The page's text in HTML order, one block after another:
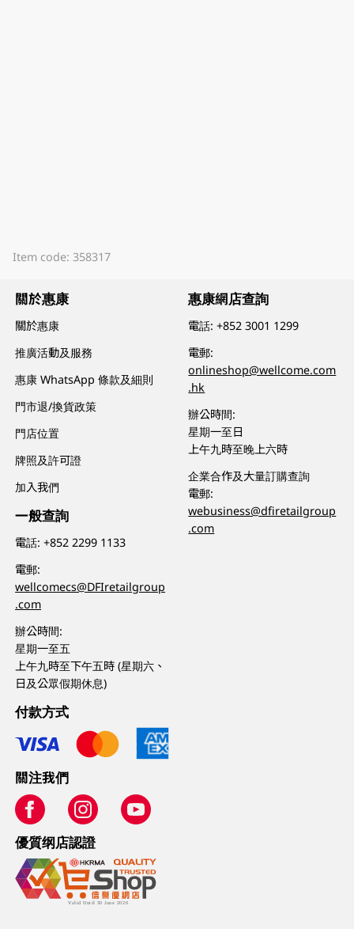
Item code: 358317
關於惠康
關於惠康
推廣活動及服務
惠康 WhatsApp 條款及細則
門市退/換貨政策
門店位置
牌照及許可證
加入我們
一般查詢
電話:+852 2299 1133
電郵:
wellcomecs@DFIretailgroup
.com
辦公時間:
星期一至五
上午九時至下午五時 (星期六、
日及公眾假期休息)
惠康網店查詢
電話:+852 3001 1299
電郵:
onlineshop@wellcome.com
.hk
辦公時間:
星期一至日
上午九時至晚上六時
企業合作及大量訂購查詢
電郵:
webusiness@dfiretailgroup
.com
付款方式
關注我們
優質纲店認證